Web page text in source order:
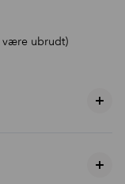
være ubrudt)
+
teksturer, der
+